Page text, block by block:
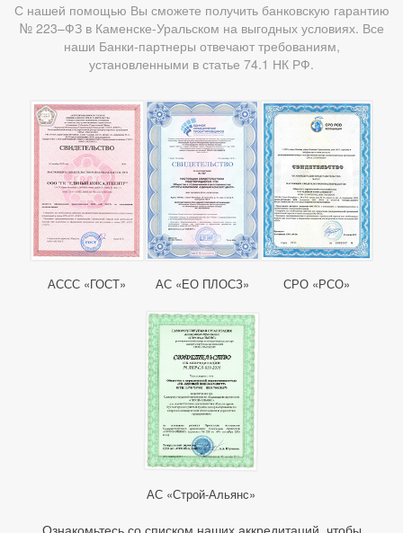
С нашей помощью Вы сможете получить банковскую гарантию
№ 223–ФЗ в Каменске-Уральском на выгодных условиях. Все
наши Банки-партнеры отвечают требованиям,
установленными в статье 74.1 НК РФ.
АССС «ГОСТ» АС «ЕО ПЛОСЗ» СРО «РСО»
АС «Строй-Альянс»
Ознакомьтесь со списком наших аккредитаций, чтобы